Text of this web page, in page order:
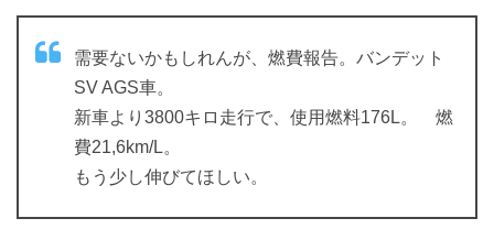
需要ないかもしれんが、燃費報告。バンデット
SV AGS車。
新車より3800キロ走行で、使用燃料176L。 燃
費21,6km/L。
もう少し伸びてほしい。